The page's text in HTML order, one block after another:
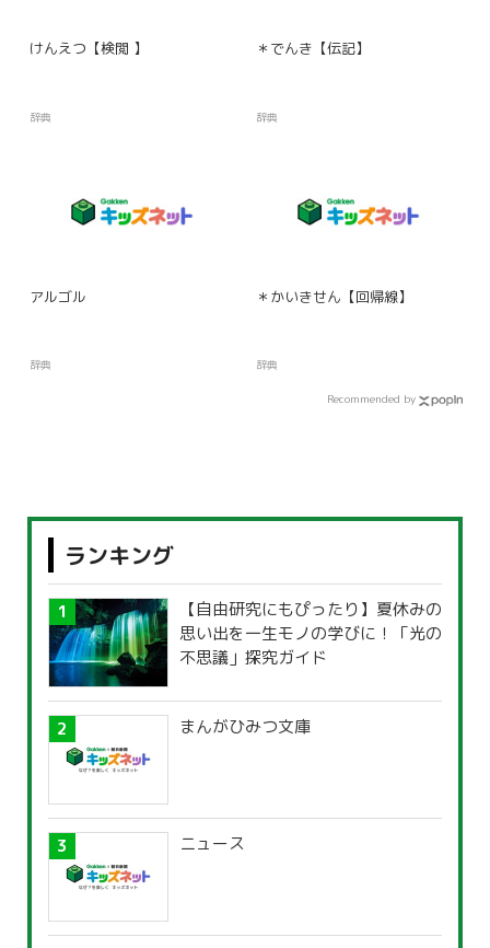
けんえつ【検閲 】
辞典
＊でんき【伝記】
辞典
アルゴル
辞典
＊かいきせん【回帰線】
辞典
Recommended by
ランキング
【自由研究にもぴったり】夏休みの
思い出を一生モノの学びに！「光の
不思議」探究ガイド
まんがひみつ文庫
ニュース